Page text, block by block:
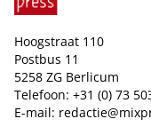
Hoogstraat 110
Postbus 11
5258 ZG Berlicum
Telefoon: +31 (0) 73
E-mail: